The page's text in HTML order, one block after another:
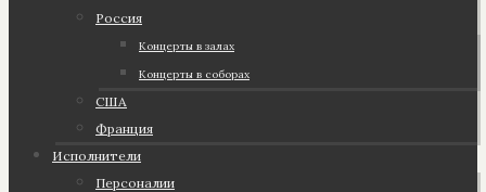
Россия
Концерты в залах
Концерты в соборах
США
Франция
Исполнители
Персоналии